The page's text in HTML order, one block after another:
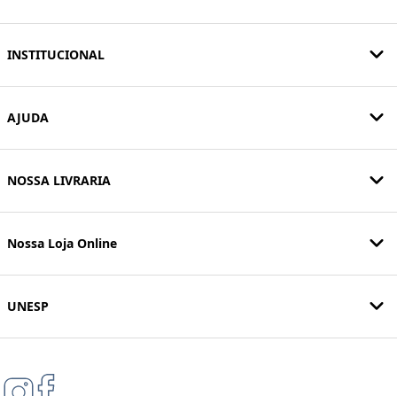
INSTITUCIONAL
AJUDA
NOSSA LIVRARIA
Nossa Loja Online
UNESP